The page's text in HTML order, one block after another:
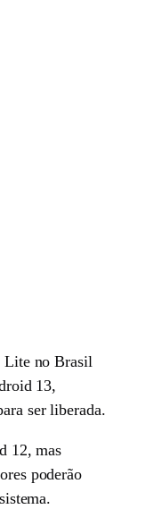
Lite no Brasil
13,
ser liberada.
12, mas
poderão